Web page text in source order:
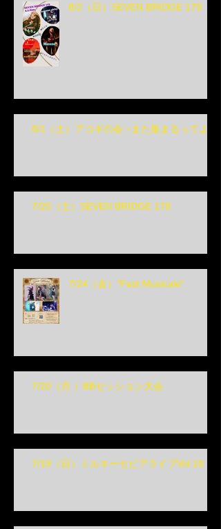
8/2（日）SEVEN BRIDGE 179
8/1（土）アコギの会 ~また集まるってよ~
7/25（土）SEVEN BRIDGE 178
7/24（金）"Fest Musicale"
7/20（月 ）BBセッション大会
7/19（日）ミルキーセピアライブVol.10